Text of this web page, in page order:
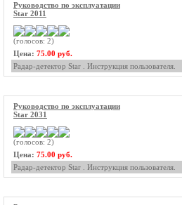
Руководство по эксплуатации
Star 2011
(голосов: 2)
Цена: 75.00 руб.
Радар-детектор Star . Инструкция пользователя.
Руководство по эксплуатации
Star 2031
(голосов: 2)
Цена: 75.00 руб.
Радар-детектор Star . Инструкция пользователя.